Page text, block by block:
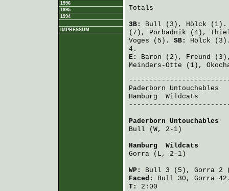
1996
1995
1994
IMPRESSUM
Totals
3B: Bull (3), Hölck
(7), Porbadnik (4),
Voges (5). SB: Hölck
4.
E: Baron (2), Freund
Meinders-Otte (1),
Paderborn Untouchables
Hamburg  Wildcats
Paderborn Untouchables
Bull (W, 2-1)
Hamburg  Wildcats
Gorra (L, 2-1)
WP: Bull 3 (5), Gorra 2
Faced: Bull 30, Gorra
T:
2:00